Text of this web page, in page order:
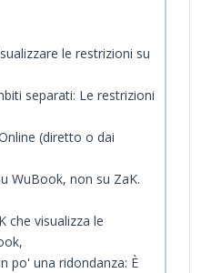
le restrizioni su
separati: Le restrizioni
(diretto o dai
WuBook, non su ZaK.
che visualizza le
po' una ridondanza: È